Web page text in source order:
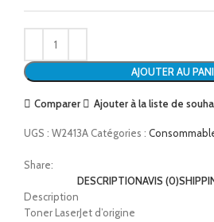
AJOUTER AU
Comparer Ajouter à la liste de
UGS : W2413A Catégories :
Share:
DESCRIPTIONAVIS (0)
Description
Toner LaserJet d’origine